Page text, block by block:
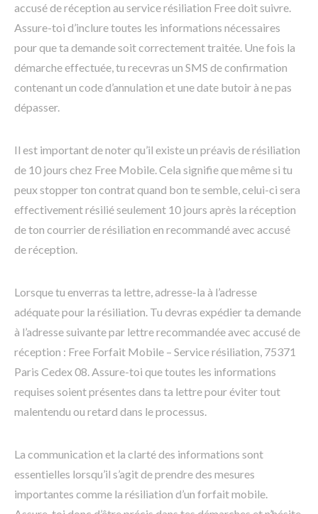
accusé de réception au service résiliation Free doit suivre.
Assure-toi d’inclure toutes les informations nécessaires
pour que ta demande soit correctement traitée. Une fois la
démarche effectuée, tu recevras un SMS de confirmation
contenant un code d’annulation et une date butoir à ne pas
dépasser.
Il est important de noter qu’il existe un préavis de résiliation
de 10 jours chez Free Mobile. Cela signifie que même si tu
peux stopper ton contrat quand bon te semble, celui-ci sera
effectivement résilié seulement 10 jours après la réception
de ton courrier de résiliation en recommandé avec accusé
de réception.
Lorsque tu enverras ta lettre, adresse-la à l’adresse
adéquate pour la résiliation. Tu devras expédier ta demande
à l’adresse suivante par lettre recommandée avec accusé de
réception : Free Forfait Mobile – Service résiliation, 75371
Paris Cedex 08. Assure-toi que toutes les informations
requises soient présentes dans ta lettre pour éviter tout
malentendu ou retard dans le processus.
La communication et la clarté des informations sont
essentielles lorsqu’il s’agit de prendre des mesures
importantes comme la résiliation d’un forfait mobile.